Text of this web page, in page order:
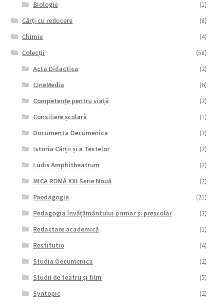
Biologie
(1)
Cărți cu reducere
(8)
Chimie
(4)
Colecții
(58)
Acta Didactica
(2)
CineMedia
(6)
Competențe pentru viață
(2)
Consiliere școlară
(1)
Documenta Oecumenica
(3)
Istoria Cărții și a Textelor
(2)
Ludis Amphitheatrum
(2)
MICA ROMĂ XXI Serie Nouă
(2)
Paedagogia
(21)
Pedagogia învățământului primar și preșcolar
(3)
Redactare academică
(1)
Restitutio
(4)
Studia Oecumenica
(2)
Studii de teatru şi film
(5)
Syntopic
(2)